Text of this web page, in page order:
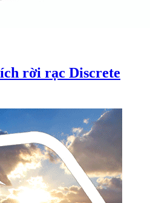
rời rạc Discrete